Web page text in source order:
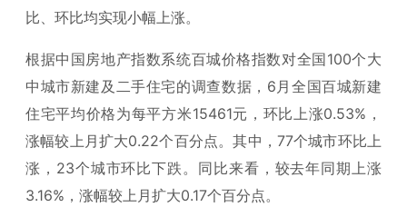
比、环比均实现小幅上涨。
根据中国房地产指数系统百城价格指数对全国100个大
中城市新建及二手住宅的调查数据，6月全国百城新建
住宅平均价格为每平方米15461元，环比上涨0.53%，
涨幅较上月扩大0.22个百分点。其中，77个城市环比上
涨，23个城市环比下跌。同比来看，较去年同期上涨
3.16%，涨幅较上月扩大0.17个百分点。